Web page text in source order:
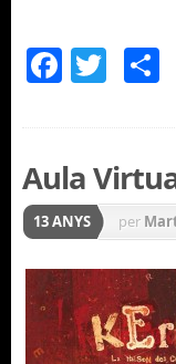
Aula
13 ANYS per